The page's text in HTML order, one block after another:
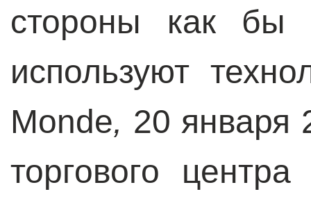
стороны как бы
используют
Monde, 20 января
торгового